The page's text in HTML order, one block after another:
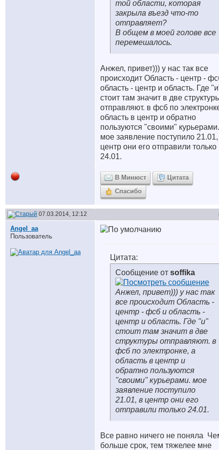
той области, которая
закрыла въезд что-то
отправляет?
В общем в моей голове все
перемешалось.
Анжел, привет))) у нас так все
происходит Область - центр -
область - центр и область. Где
стоит там значит в две
отправляют. в фсб по
область в центр и обратно
пользуются "своими" курьерами.
мое заявление поступило
центр они его отправили только
24.01.
В Минюст
Цитата
Спасибо
07.03.2014, 12:12
Angel_aa
Пользователь
Цитата:
Сообщение от soffika
Анжел, привет))) у нас так
все происходит Область -
центр - фсб и область -
центр и область. Где "и"
стоит там значит в две
структуры отправляют. в
фсб по электронке, а
область в центр и
обратно пользуются
"своими" курьерами. мое
заявление поступило
21.01, в центр они его
отправили только 24.01.
Все равно ничего не поняла
больше срок, тем тяжелее мне